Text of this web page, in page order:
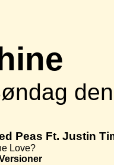
Peas Ft. Justin
Love?